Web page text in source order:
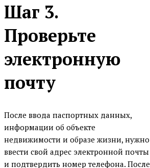
Шаг 3.
Проверьте
электронную
почту
После ввода паспортных данных,
информации об объекте
недвижимости и образе жизни, нужно
ввести свой адрес электронной почты
и подтвердить номер телефона. После